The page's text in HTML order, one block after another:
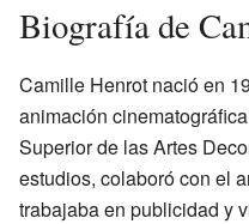
Biografía de
Camille Henrot nació en
animación
Superior de las Artes
estudios, colaboró con el
trabajaba en publicidad y